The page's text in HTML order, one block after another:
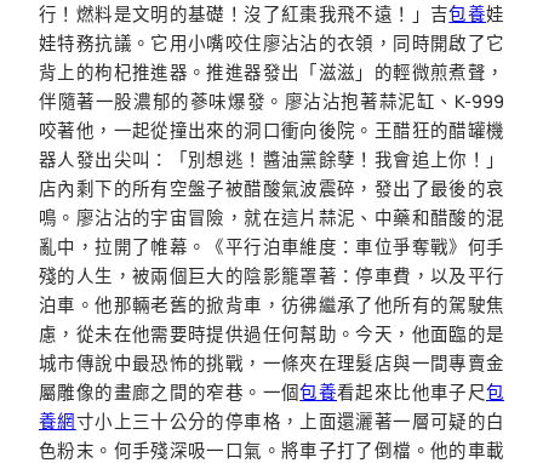
行！燃料是文明的基礎！沒了紅棗我飛不遠！」吉包養娃
娃特務抗議。它用小嘴咬住廖沾沾的衣領，同時開啟了它
背上的枸杞推進器。推進器發出「滋滋」的輕微煎煮聲，
伴隨著一股濃郁的蔘味爆發。廖沾沾抱著蒜泥缸、K-999
咬著他，一起從撞出來的洞口衝向後院。王醋狂的醋罐機
器人發出尖叫：「別想逃！醬油黨餘孽！我會追上你！」
店內剩下的所有空盤子被醋酸氣波震碎，發出了最後的哀
鳴。廖沾沾的宇宙冒險，就在這片蒜泥、中藥和醋酸的混
亂中，拉開了帷幕。《平行泊車維度：車位爭奪戰》何手
殘的人生，被兩個巨大的陰影籠罩著：停車費，以及平行
泊車。他那輛老舊的掀背車，彷彿繼承了他所有的駕駛焦
慮，從未在他需要時提供過任何幫助。今天，他面臨的是
城市傳說中最恐怖的挑戰，一條夾在理髮店與一間專賣金
屬雕像的畫廊之間的窄巷。一個包養看起來比他車子尺包
養網寸小上三十公分的停車格，上面還灑著一層可疑的白
色粉末。何手殘深吸一口氣。將車子打了倒檔。他的車載